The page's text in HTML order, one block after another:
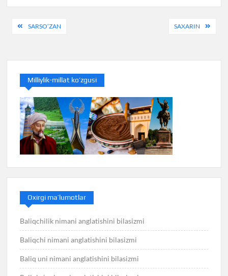
PostSARSO’ZAN SAXARIN
Milliylik-millat ko’zgusi
Oxirgi ma’lumotlar
Baliqchilik nimani anglatishini bilasizmi
Baliqchi nimani anglatishini bilasizmi
Baliq uni nimani anglatishini bilasizmi